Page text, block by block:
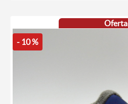
Oferta
- 10 %